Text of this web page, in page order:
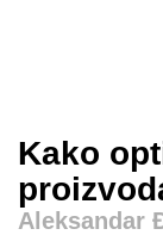
Kako
Aleksandar